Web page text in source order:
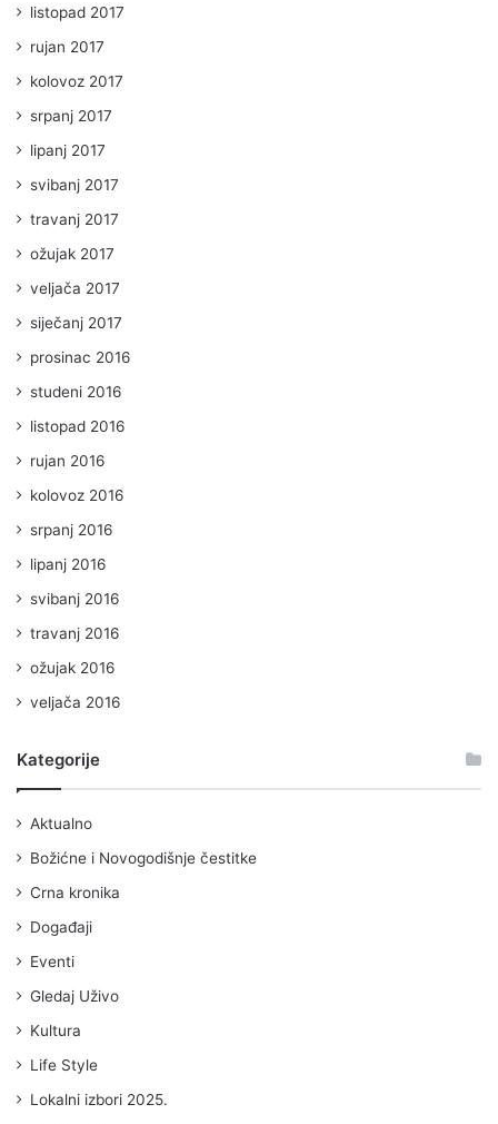
listopad 2017
rujan 2017
kolovoz 2017
srpanj 2017
lipanj 2017
svibanj 2017
travanj 2017
ožujak 2017
veljača 2017
siječanj 2017
prosinac 2016
studeni 2016
listopad 2016
rujan 2016
kolovoz 2016
srpanj 2016
lipanj 2016
svibanj 2016
travanj 2016
ožujak 2016
veljača 2016
Kategorije
Aktualno
Božićne i Novogodišnje čestitke
Crna kronika
Događaji
Eventi
Gledaj Uživo
Kultura
Life Style
Lokalni izbori 2025.